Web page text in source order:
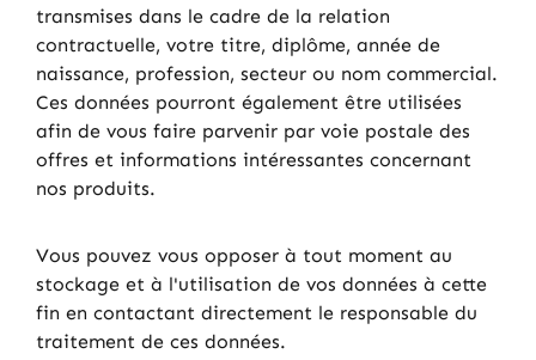
transmises dans le cadre de la relation
contractuelle, votre titre, diplôme, année de
naissance, profession, secteur ou nom commercial.
Ces données pourront également être utilisées
afin de vous faire parvenir par voie postale des
offres et informations intéressantes concernant
nos produits.
Vous pouvez vous opposer à tout moment au
stockage et à l'utilisation de vos données à cette
fin en contactant directement le responsable du
traitement de ces données.